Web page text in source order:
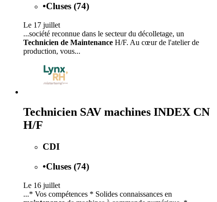
•Cluses (74)
Le 17 juillet
...société reconnue dans le secteur du décolletage, un
Technicien de Maintenance H/F. Au cœur de l'atelier de
production, vous...
Technicien SAV machines INDEX CN
H/F
CDI
•Cluses (74)
Le 16 juillet
...* Vos compétences * Solides connaissances en